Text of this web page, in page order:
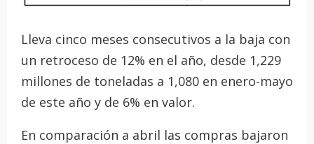
Lleva cinco meses consecutivos a la baja con
un retroceso de 12% en el año, desde 1,229
millones de toneladas a 1,080 en enero-mayo
de este año y de 6% en valor.
En comparación a abril las compras bajaron